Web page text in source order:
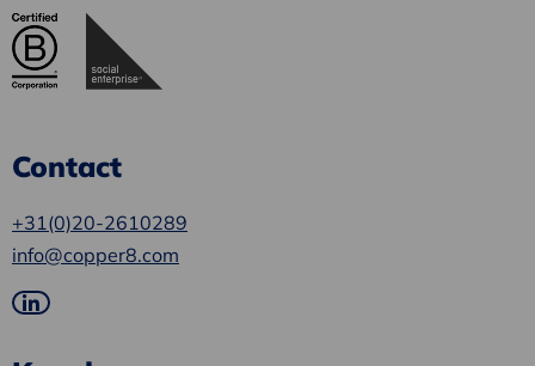
Contact
+31(0)20-2610289
info@copper8.com
Ga